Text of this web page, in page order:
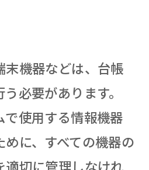
末機器などは、台帳
必要があります。
で使用する情報機器
に、すべての機器の
適切に管理しなけれ